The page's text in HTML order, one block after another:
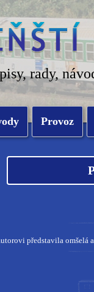
rady,
Provoz
představila omšelá